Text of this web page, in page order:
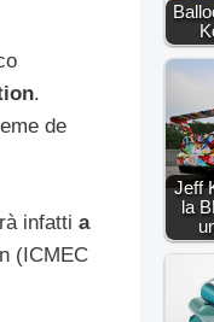
.
de
infatti a
(ICMEC
Jeff
la